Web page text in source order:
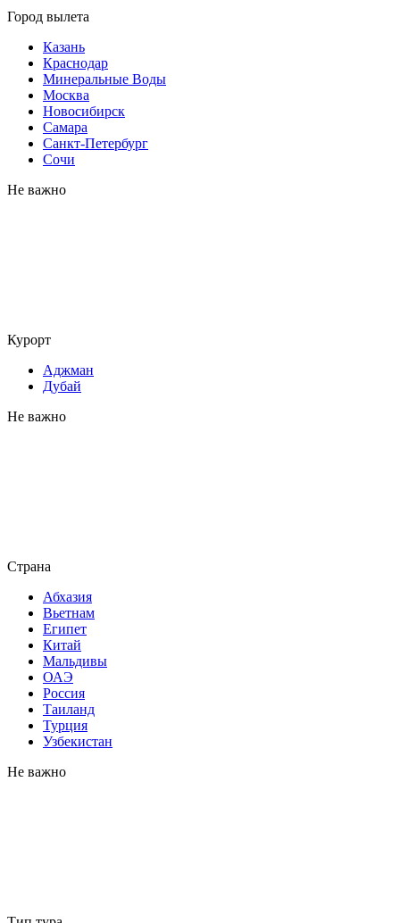
Город вылета
Казань
Краснодар
Минеральные Воды
Москва
Новосибирск
Самара
Санкт-Петербург
Сочи
Не важно
Курорт
Аджман
Дубай
Не важно
Страна
Абхазия
Вьетнам
Египет
Китай
Мальдивы
ОАЭ
Россия
Таиланд
Турция
Узбекистан
Не важно